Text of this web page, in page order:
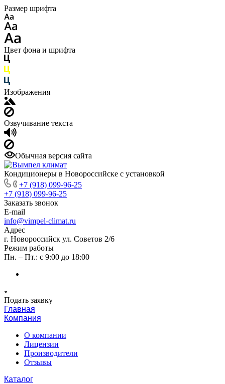
Размер шрифта
Цвет фона и шрифта
Изображения
Озвучивание текста
Обычная версия сайта
Кондиционеры в Новороссийске с установкой
+7 (918) 099-96-25
+7 (918) 099-96-25
Заказать звонок
E-mail
info@vimpel-climat.ru
Адрес
г. Новороссийск ул. Советов 2/6
Режим работы
Пн. – Пт.: с 9:00 до 18:00
Подать заявку
Главная
Компания
О компании
Лицензии
Производители
Отзывы
Каталог